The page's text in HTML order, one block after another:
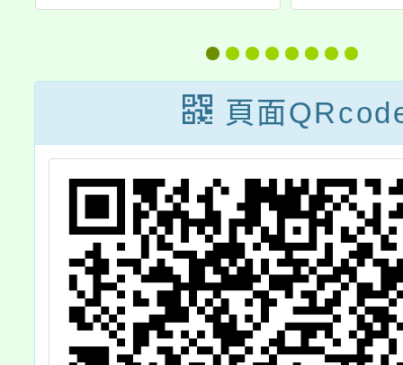
質化計畫」親職
講座，歡迎本校
教師、家長及社
區人士參加。
式」
頁面